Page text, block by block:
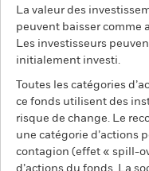
La valeur des
peuvent baisser comme
Les investisseurs
initialement investi.
Toutes les catégories
ce fonds utilisent des
risque de change. Le
une catégorie d’actions
contagion (effet « spill-
d’actions du fonds. La